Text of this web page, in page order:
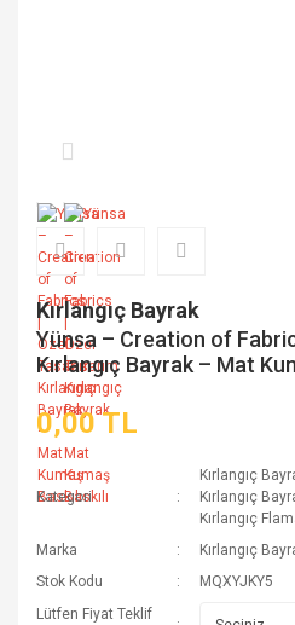
Kırlangıç Bayrak
Yünsa – Creation of
Kırlangıç Bayrak – Mat
0,00 TL
Kategori
Kırlangıç
Kırlangıç
Kırlangıç
Marka
Kırlangıç
Stok Kodu
MQXYJKY5
Lütfen Fiyat Teklif